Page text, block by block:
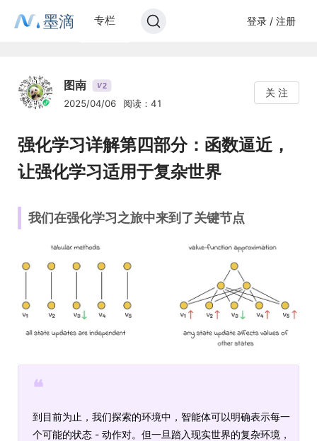
墨滴 专栏 登录 / 注册
图南 V2
2025/04/06 阅读：41
关 注
强化学习详解第四部分：函数逼近，
让强化学习适用于复杂世界
我们在强化学习之旅中来到了关键节点
❝
到目前为止，我们探索的环境中，智能体可以明确表示每一
个可能的状态 - 动作对。但一旦踏入现实世界的复杂环境，